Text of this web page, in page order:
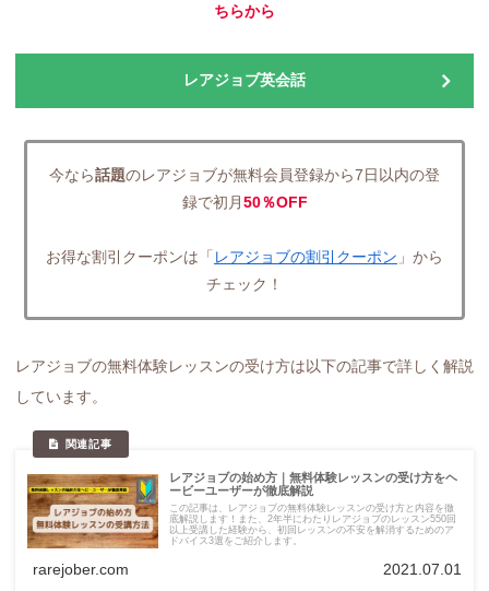
ちらから
レアジョブ英会話
今なら話題のレアジョブが無料会員登録から7日以内の登
録で初月50％OFF
お得な割引クーポンは「 レアジョブの割引クーポン 」から
チェック！
レアジョブの無料体験レッスンの受け方は以下の記事で詳しく解説
しています。
レアジョブの始め方｜無料体験レッスンの受け方をヘ
ービーユーザーが徹底解説
この記事は、レアジョブの無料体験レッスンの受け方と内容を徹
底解説します！また、2年半にわたりレアジョブのレッスン550回
以上受講した経験から、初回レッスンの不安を解消するためのア
ドバイス3選をご紹介します。
rarejober.com 2021.07.01